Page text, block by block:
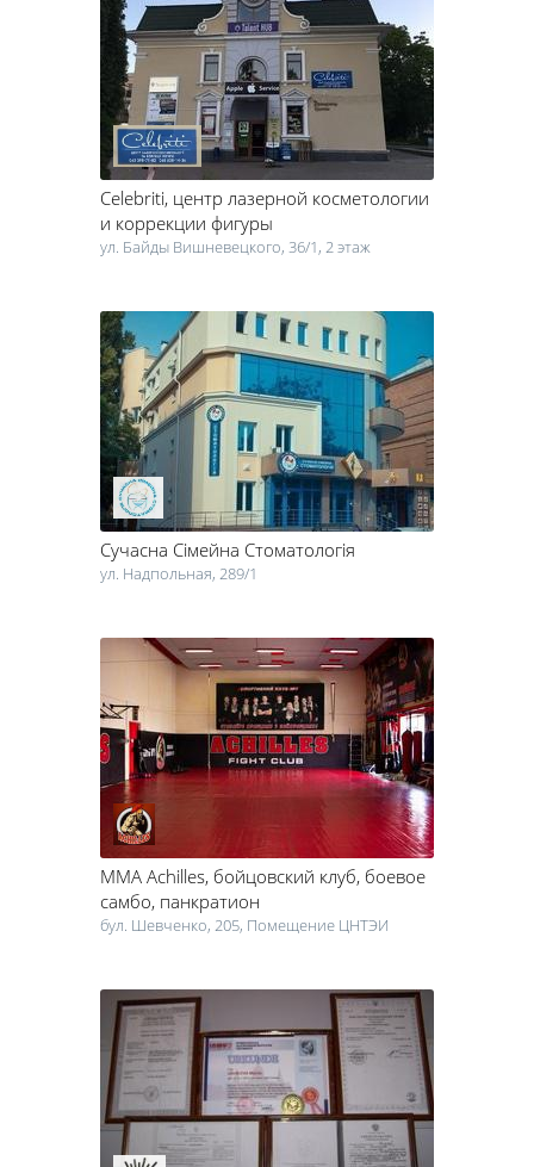
Celebriti, центр лазерной косметологии
и коррекции фигуры
ул. Байды Вишневецкого, 36/1, 2 этаж
Сучасна Сімейна Стоматологія
ул. Надпольная, 289/1
MMA Achilles, бойцовский клуб, боевое
самбо, панкратион
бул. Шевченко, 205, Помещение ЦНТЭИ